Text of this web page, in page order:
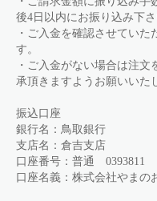
後4日以内にお振り込み下さ
・ご入金を確認させてい
す。
・ご入金がない場合は注
承頂きますようお願いいた
振込口座
銀行名：鳥取銀行
支店名：倉吉支店
口座番号：普通 0393811
口座名義：株式会社やまの